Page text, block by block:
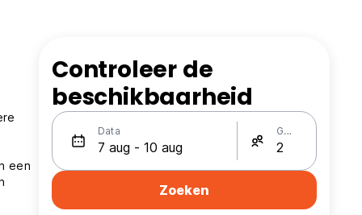
een
Controleer de
beschikbaarheid
Data Gasten
Zoeken